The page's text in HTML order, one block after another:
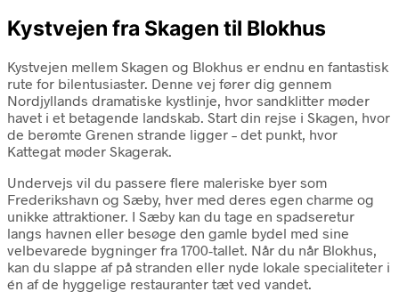
Kystvejen fra Skagen til Blokhus
Kystvejen mellem Skagen og Blokhus er endnu en fantastisk
rute for bilentusiaster. Denne vej fører dig gennem
Nordjyllands dramatiske kystlinje, hvor sandklitter møder
havet i et betagende landskab. Start din rejse i Skagen, hvor
de berømte Grenen strande ligger – det punkt, hvor
Kattegat møder Skagerak.
Undervejs vil du passere flere maleriske byer som
Frederikshavn og Sæby, hver med deres egen charme og
unikke attraktioner. I Sæby kan du tage en spadseretur
langs havnen eller besøge den gamle bydel med sine
velbevarede bygninger fra 1700-tallet. Når du når Blokhus,
kan du slappe af på stranden eller nyde lokale specialiteter i
én af de hyggelige restauranter tæt ved vandet.